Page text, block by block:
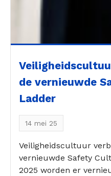
de vernieuwde
Ladder
14 mei 25
Veiligheidscultuur
vernieuwde Safety
2025 worden er